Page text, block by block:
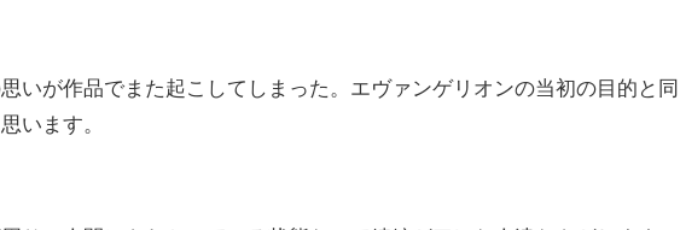
いが作品でまた起こしてしまった。エヴァンゲリオンの当初の目的と同
います。